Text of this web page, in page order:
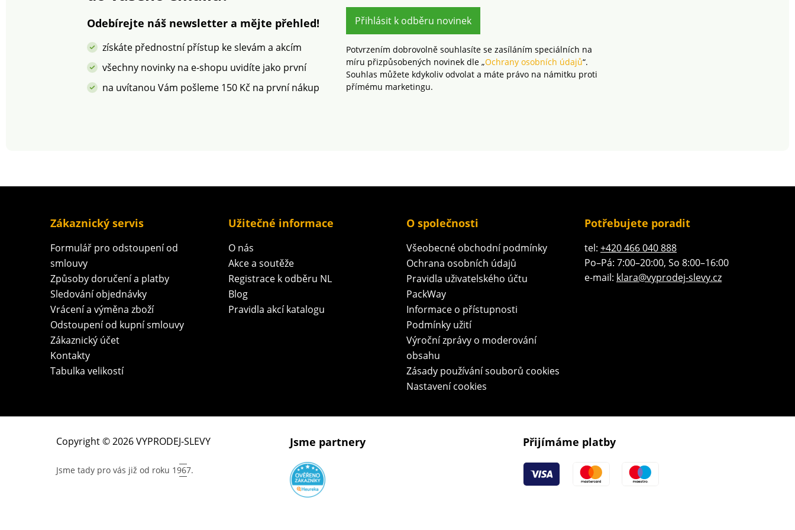
stálobarevnost
vysokou hustotou přízí a
kvalitním tiskem
Jednolůžko Zipový uzávěr
Odebírejte náš newsletter a mějte přehled!
získáte přednostní přístup ke slevám a akcím
všechny novinky na e-shopu uvidíte jako první
na uvítanou Vám pošleme 150 Kč na první nákup
Přihlásit k odběru novinek
Potvrzením dobrovolně souhlasíte se zasíláním speciálních na
míru přizpůsobených novinek dle „Ochrany osobních údajů“.
Souhlas můžete kdykoliv odvolat a máte právo na námitku proti
přímému marketingu.
Zákaznický servis
Formulář pro odstoupení od
smlouvy
Způsoby doručení a platby
Sledování objednávky
Vrácení a výměna zboží
Odstoupení od kupní smlouvy
Zákaznický účet
Kontakty
Tabulka velikostí
Užitečné informace
O nás
Akce a soutěže
Registrace k odběru NL
Blog
Pravidla akcí katalogu
O společnosti
Všeobecné obchodní podmínky
Ochrana osobních údajů
Pravidla uživatelského účtu
PackWay
Informace o přístupnosti
Podmínky užití
Výroční zprávy o moderování
obsahu
Zásady používání souborů cookies
Nastavení cookies
Potřebujete poradit
tel: +420 466 040 888
Po–Pá: 7:00–20:00, So 8:00–16:00
e-mail: klara@vyprodej-slevy.cz
Copyright © 2026 VYPRODEJ-SLEVY
Jsme tady pro vás již od roku 1967.
Jsme partnery Přijímáme platby